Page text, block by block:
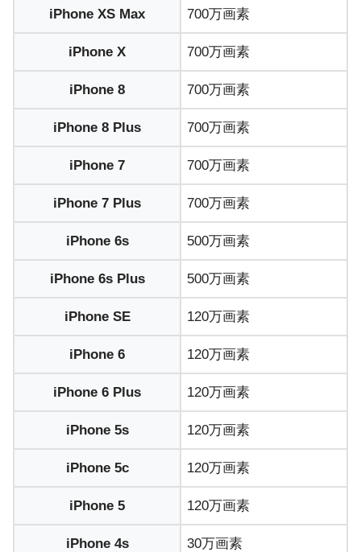
iPhone XS Max 700万画素
iPhone X 700万画素
iPhone 8 700万画素
iPhone 8 Plus 700万画素
iPhone 7 700万画素
iPhone 7 Plus 700万画素
iPhone 6s 500万画素
iPhone 6s Plus 500万画素
iPhone SE 120万画素
iPhone 6 120万画素
iPhone 6 Plus 120万画素
iPhone 5s 120万画素
iPhone 5c 120万画素
iPhone 5 120万画素
iPhone 4s 30万画素